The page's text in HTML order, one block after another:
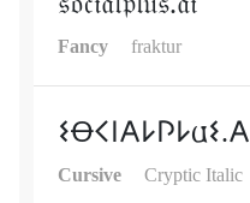
Fancy fraktur
𐌔Ꝋ𐌂𐌉𐌀𐌋𐌐𐌋𐌵𐌔.𐌀𐌉
Cursive Cryptic Italic